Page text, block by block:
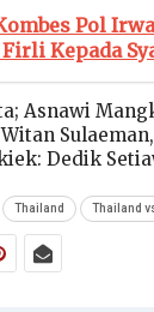
Pol
Firli Kepada
Asnawi
Dedik
Thailand Thailand